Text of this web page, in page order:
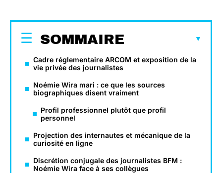
SOMMAIRE
Cadre réglementaire ARCOM et exposition de la
vie privée des journalistes
Noémie Wira mari : ce que les sources
biographiques disent vraiment
Profil professionnel plutôt que profil
personnel
Projection des internautes et mécanique de la
curiosité en ligne
Discrétion conjugale des journalistes BFM :
Noémie Wira face à ses collègues